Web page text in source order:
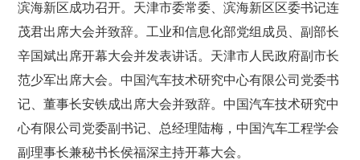
滨海新区成功召开。天津市委常委、滨海新区区委书记连
茂君出席大会并致辞。工业和信息化部党组成员、副部长
辛国斌出席开幕大会并发表讲话。天津市人民政府副市长
范少军出席大会。中国汽车技术研究中心有限公司党委书
记、董事长安铁成出席大会并致辞。中国汽车技术研究中
心有限公司党委副书记、总经理陆梅，中国汽车工程学会
副理事长兼秘书长侯福深主持开幕大会。